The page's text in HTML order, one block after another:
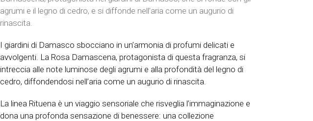
agrumi e il legno di cedro, e si diffonde nell’aria come un augurio di
rinascita.
I giardini di Damasco sbocciano in un’armonia di profumi delicati e
avvolgenti. La Rosa Damascena, protagonista di questa fragranza, si
intreccia alle note luminose degli agrumi e alla profondità del legno di
cedro, diffondendosi nell’aria come un augurio di rinascita.
La linea Rituena è un viaggio sensoriale che risveglia l’immaginazione e
dona una profonda sensazione di benessere: una collezione